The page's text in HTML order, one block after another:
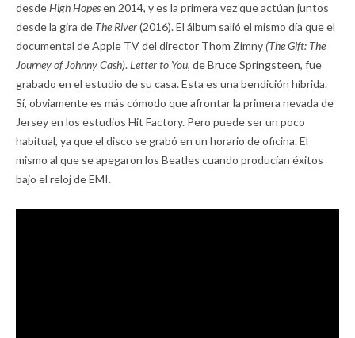
desdeHigh Hopesen 2014, y es la primera vez que actúan juntos
desde la gira de The River(2016). El álbum salió el mismo día que el
documental de Apple TV del director Thom Zimny (The Gift: The
Journey of Johnny Cash).Letter to You, de Bruce Springsteen, fue
grabado en el estudio de su casa. Esta es una bendición híbrida.
Sí, obviamente es más cómodo que afrontar la primera nevada de
Jersey en los estudios Hit Factory. Pero puede ser un poco
habitual, ya que el disco se grabó en un horario de oficina. El
mismo al que se apegaron los Beatles cuando producían éxitos
bajo el reloj de EMI.